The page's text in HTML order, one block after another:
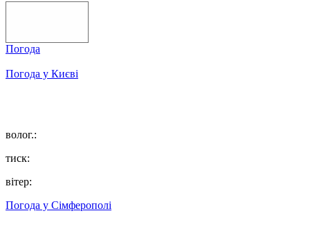
Погода
Погода у Києві
волог.:
тиск:
вітер:
Погода у Сімферополі